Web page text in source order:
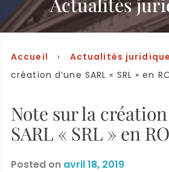
Accueil › Actualités
création d’une SARL « SRL » en
Note sur la création
SARL « SRL » en
Posted on avril 18, 2019